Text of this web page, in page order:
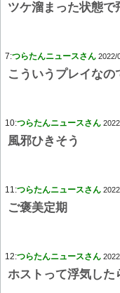
ツケ溜まった状態で
7:つらたんニュースさん 2022/
こういうプレイな
10:つらたんニュースさん
風邪ひきそう
11:つらたんニュースさん
ご褒美定期
12:つらたんニュースさん
ホストって浮気した